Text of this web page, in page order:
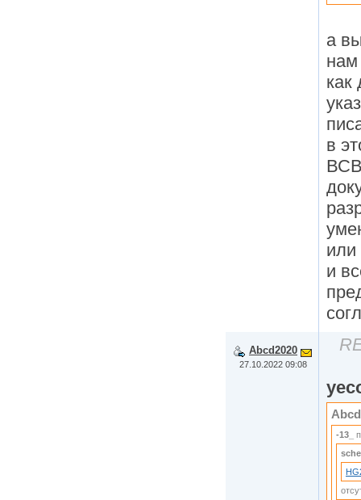
а
нам
как
в
или
и
Abcd2020
27.10.2022 09:08
-13_